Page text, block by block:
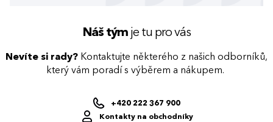
Náš týmje tu pro vás
Nevíte si rady? Kontaktujte některého z našich odborníků,
který vám poradí s výběrem a nákupem.
+420 222 367 900
Kontakty na obchodníky